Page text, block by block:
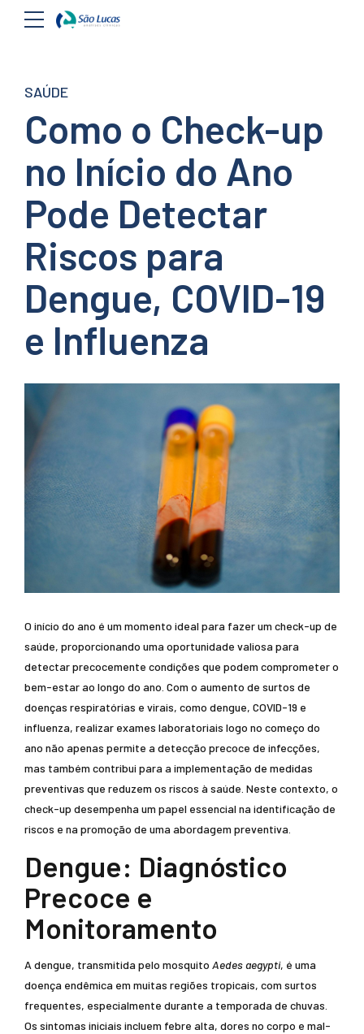
SAÚDE
Como o Check-up
no Início do Ano
Pode Detectar
Riscos para
Dengue, COVID-19
e Influenza
O início do ano é um momento ideal para fazer um check-up de
saúde, proporcionando uma oportunidade valiosa para
detectar precocemente condições que podem comprometer o
bem-estar ao longo do ano. Com o aumento de surtos de
doenças respiratórias e virais, como dengue, COVID-19 e
influenza, realizar exames laboratoriais logo no começo do
ano não apenas permite a detecção precoce de infecções,
mas também contribui para a implementação de medidas
preventivas que reduzem os riscos à saúde. Neste contexto, o
check-up desempenha um papel essencial na identificação de
riscos e na promoção de uma abordagem preventiva.
Dengue: Diagnóstico
Precoce e
Monitoramento
A dengue, transmitida pelo mosquito Aedes aegypti, é uma
doença endêmica em muitas regiões tropicais, com surtos
frequentes, especialmente durante a temporada de chuvas.
Os sintomas iniciais incluem febre alta, dores no corpo e mal-